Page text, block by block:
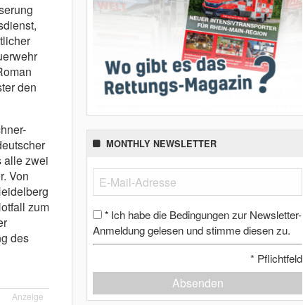
den
alle zwei
Von
zum
des
Anzeige
MONTHLY NEWSLETTER
* Ich habe die Bedingungen zur Newsletter-
Anmeldung gelesen und stimme diesen zu.
* Pflichtfeld
Absenden